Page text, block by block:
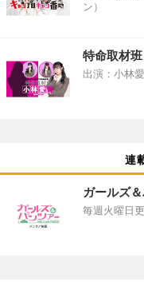
ン）
特命取材
出演：小林
連
ガールズ
毎週火曜日